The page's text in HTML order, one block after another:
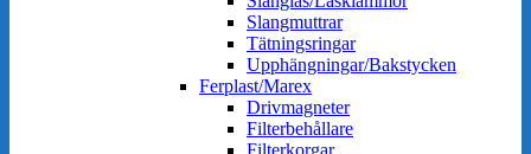
Slangmuttrar
Tätningsringar
Upphängningar/Bakstycken
Ferplast/Marex
Drivmagneter
Filterbehållare
Filterkorgar